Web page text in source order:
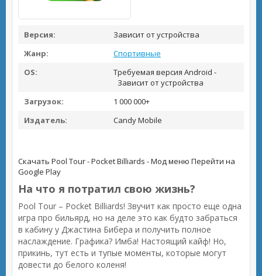
Версия:
Зависит от устройства
Жанр:
Спортивные
OS:
Требуемая версия Android -
Зависит от устройства
Загрузок:
1 000 000+
Издатель:
Candy Mobile
Скачать Pool Tour - Pocket Billiards - Мод меню Перейти на
Google Play
На что я потратил свою жизнь?
Pool Tour – Pocket Billiards! Звучит как просто еще одна
игра про бильярд, но на деле это как будто забраться
в кабину у Джастина Бибера и получить полное
наслаждение. Графика? Имба! Настоящий кайф! Но,
прикинь, тут есть и тупые моменты, которые могут
довести до белого коленя!